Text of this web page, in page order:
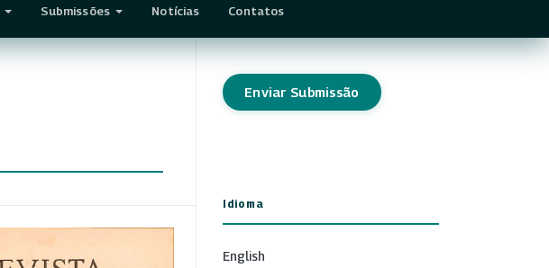
Submissões Notícias Contatos
Enviar Submissão
Idioma
English